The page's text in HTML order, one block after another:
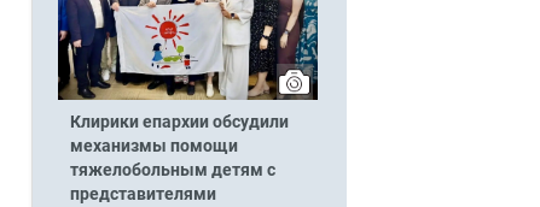
Клирики епархии обсудили
механизмы помощи
тяжелобольным детям с
представителями